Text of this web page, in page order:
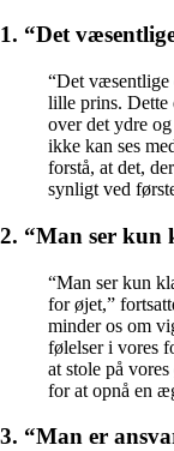
1. “Det
“Det væsentlige
lille prins. Dette
over det ydre
ikke kan ses
forstå, at det,
synligt ved
2. “Man ser kun
“Man ser kun
for øjet,”
minder os om
følelser i vores
at stole på
for at opnå en
3. “Man er